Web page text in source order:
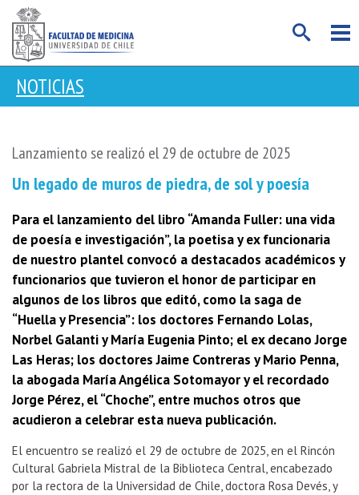
NOTICIAS
Lanzamiento se realizó el 29 de octubre de 2025
Un legado de muros de piedra, de sol y poesía
Para el lanzamiento del libro “Amanda Fuller: una vida
de poesía e investigación”, la poetisa y ex funcionaria
de nuestro plantel convocó a destacados académicos y
funcionarios que tuvieron el honor de participar en
algunos de los libros que editó, como la saga de
“Huella y Presencia”: los doctores Fernando Lolas,
Norbel Galanti y María Eugenia Pinto; el ex decano Jorge
Las Heras; los doctores Jaime Contreras y Mario Penna,
la abogada María Angélica Sotomayor y el recordado
Jorge Pérez, el “Choche”, entre muchos otros que
acudieron a celebrar esta nueva publicación.
El encuentro se realizó el 29 de octubre de 2025, en el Rincón
Cultural Gabriela Mistral de la Biblioteca Central, encabezado
por la rectora de la Universidad de Chile, doctora Rosa Devés, y